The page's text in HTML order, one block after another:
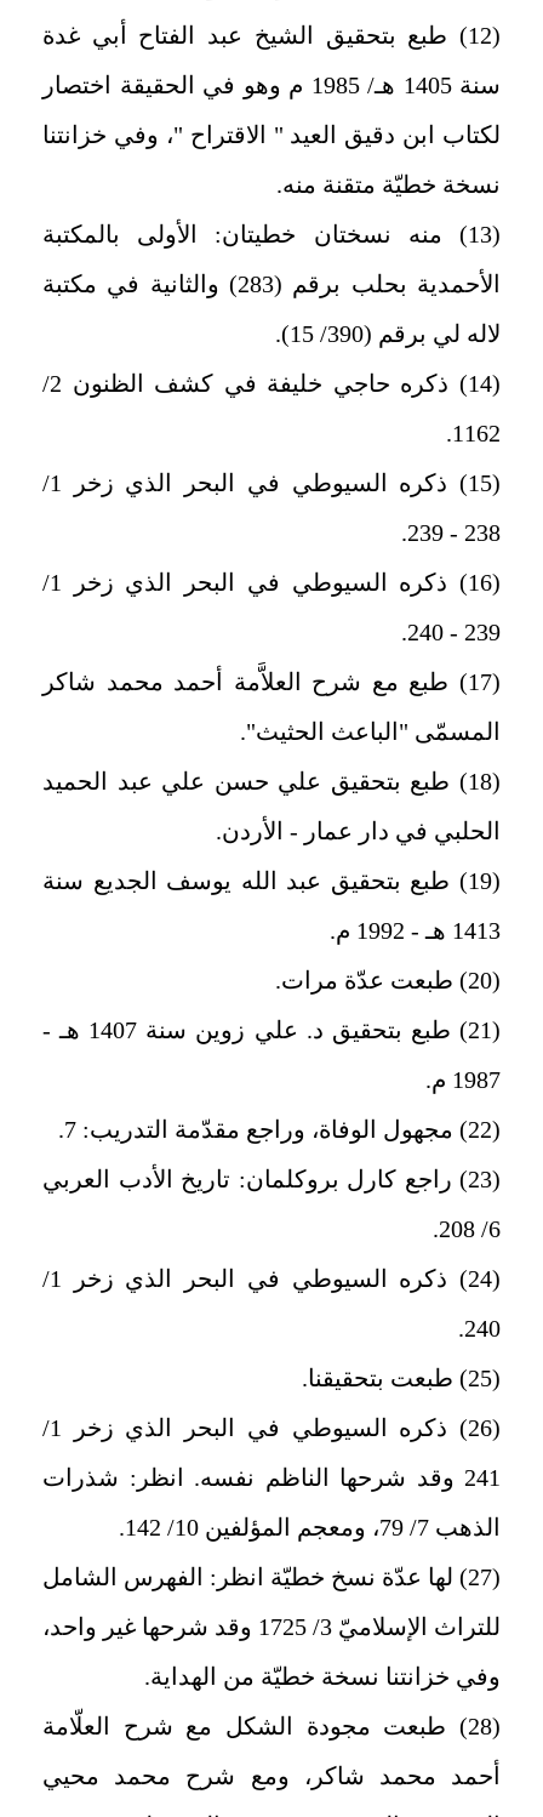
(12) طبع بتحقيق الشيخ عبد الفتاح أبي غدة
سنة 1405 هـ/ 1985 م وهو في الحقيقة اختصار
لكتاب ابن دقيق العيد " الاقتراح "، وفي خزانتنا
نسخة خطيّة متقنة منه.
(13) منه نسختان خطيتان: الأولى بالمكتبة
الأحمدية بحلب برقم (283) والثانية في مكتبة
لاله لي برقم (390/ 15).
(14) ذكره حاجي خليفة في كشف الظنون 2/
1162.
(15) ذكره السيوطي في البحر الذي زخر 1/
238 - 239.
(16) ذكره السيوطي في البحر الذي زخر 1/
239 - 240.
(17) طبع مع شرح العلاَّمة أحمد محمد شاكر
المسمّى "الباعث الحثيث".
(18) طبع بتحقيق علي حسن علي عبد الحميد
الحلبي في دار عمار - الأردن.
(19) طبع بتحقيق عبد الله يوسف الجديع سنة
1413 هـ - 1992 م.
(20) طبعت عدّة مرات.
(21) طبع بتحقيق د. علي زوين سنة 1407 هـ -
1987 م.
(22) مجهول الوفاة، وراجع مقدّمة التدريب: 7.
(23) راجع كارل بروكلمان: تاريخ الأدب العربي
6/ 208.
(24) ذكره السيوطي في البحر الذي زخر 1/
240.
(25) طبعت بتحقيقنا.
(26) ذكره السيوطي في البحر الذي زخر 1/
241 وقد شرحها الناظم نفسه. انظر: شذرات
الذهب 7/ 79، ومعجم المؤلفين 10/ 142.
(27) لها عدّة نسخ خطيّة انظر: الفهرس الشامل
للتراث الإسلاميّ 3/ 1725 وقد شرحها غير واحد،
وفي خزانتنا نسخة خطيّة من الهداية.
(28) طبعت مجودة الشكل مع شرح العلّامة
أحمد محمد شاكر، ومع شرح محمد محيي